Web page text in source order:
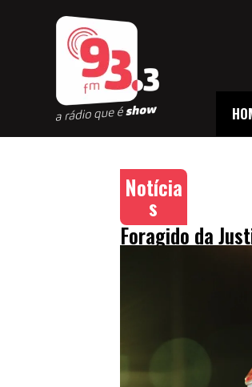
Notícia
s
Foragido da